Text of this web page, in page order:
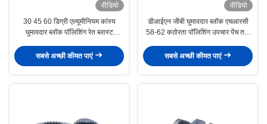
वीडियो
30 45 60 डिग्री एल्यूमीनियम कांस्य
घुमावदार ब्लॉक पॉलिशिंग रेत ब्लास्ट
सबसे अच्छी कीमत पाएं
वीडियो
डीआईएन जीबी घुमावदार ब्लॉक एचआरसी
58-62 कठोरता पॉलिशिंग उपचार पेंच तत्व
सबसे अच्छी कीमत पाएं